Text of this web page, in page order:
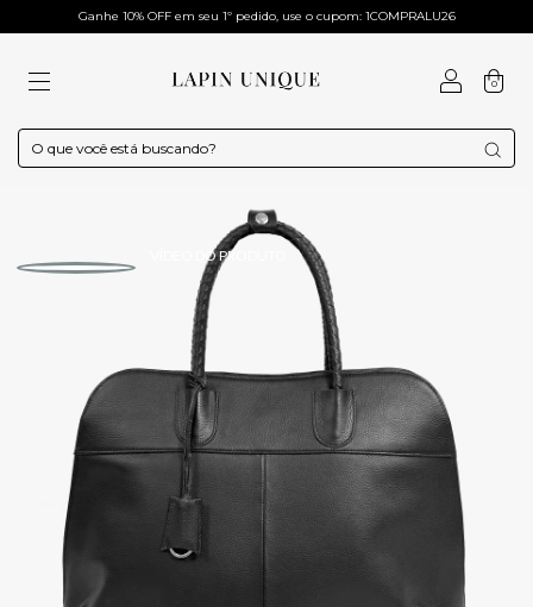
Ganhe 10% OFF em seu 1º pedido, use o cupom: 1COMPRALU26
0